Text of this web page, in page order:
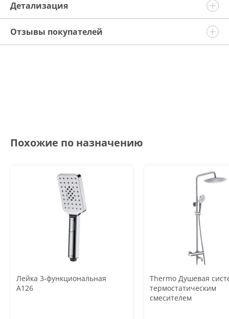
Детализация
Отзывы покупателей
Похожие по назначению
Лейка 3-функциональная
A126
Thermo Душевая
термостатическим
смесителем